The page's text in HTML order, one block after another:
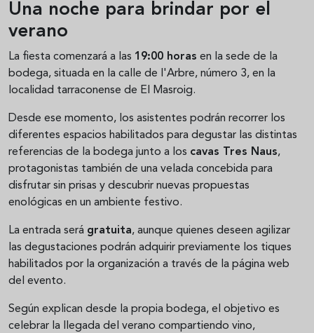
Una noche para brindar por el
verano
La fiesta comenzará a las 19:00 horas en la sede de la
bodega, situada en la calle de l'Arbre, número 3, en la
localidad tarraconense de El Masroig.
Desde ese momento, los asistentes podrán recorrer los
diferentes espacios habilitados para degustar las distintas
referencias de la bodega junto a los cavas Tres Naus,
protagonistas también de una velada concebida para
disfrutar sin prisas y descubrir nuevas propuestas
enológicas en un ambiente festivo.
La entrada será gratuita, aunque quienes deseen agilizar
las degustaciones podrán adquirir previamente los tiques
habilitados por la organización a través de la página web
del evento.
Según explican desde la propia bodega, el objetivo es
celebrar la llegada del verano compartiendo vino,